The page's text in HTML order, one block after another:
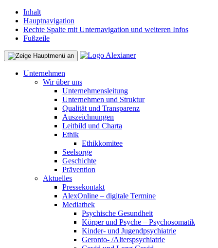
Inhalt
Hauptnavigation
Rechte Spalte mit Unternavigation und weiteren Infos
Fußzeile
Unternehmen
Wir über uns
Unternehmensleitung
Unternehmen und Struktur
Qualität und Transparenz
Auszeichnungen
Leitbild und Charta
Ethik
Ethikkomitee
Seelsorge
Geschichte
Prävention
Aktuelles
Pressekontakt
AlexOnline – digitale Termine
Mediathek
Psychische Gesundheit
Körper und Psyche – Psychosomatik
Kinder- und Jugendpsychiatrie
Geronto- /Alterspsychiatrie